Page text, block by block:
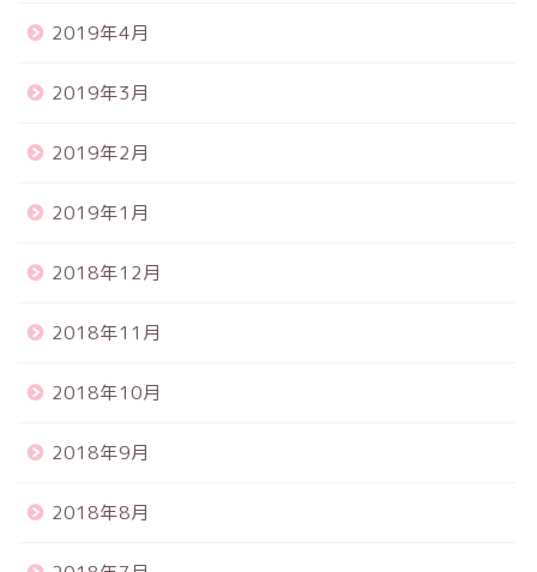
2019年4月
2019年3月
2019年2月
2019年1月
2018年12月
2018年11月
2018年10月
2018年9月
2018年8月